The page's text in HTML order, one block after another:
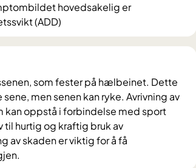
hovedsakelig er
(ADD)
som fester på hælbeinet. Dette
men senen kan ryke. Avrivning av
kan oppstå i forbindelse med sport
til hurtig og kraftig bruk av
av skaden er viktig for å få